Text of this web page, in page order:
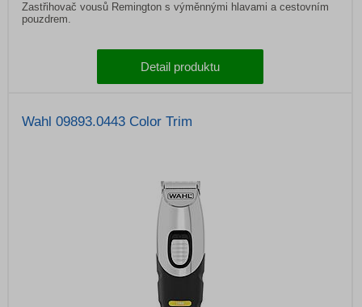
Zastřihovač vousů Remington s výměnnými hlavami a cestovním
pouzdrem.
Detail produktu
Wahl 09893.0443 Color Trim